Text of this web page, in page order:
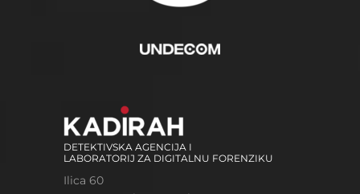
DETEKTIVSKA AGENCIJA I
LABORATORIJ ZA DIGITALNU FORENZIKU
Ilica 60